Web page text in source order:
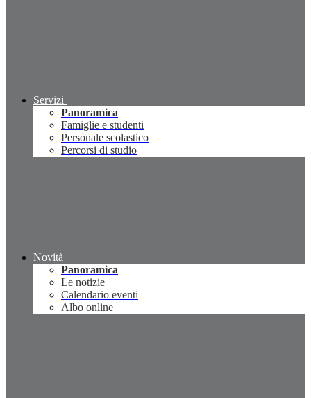
Servizi
Panoramica
Famiglie e studenti
Personale scolastico
Percorsi di studio
Novità
Panoramica
Le notizie
Calendario eventi
Albo online